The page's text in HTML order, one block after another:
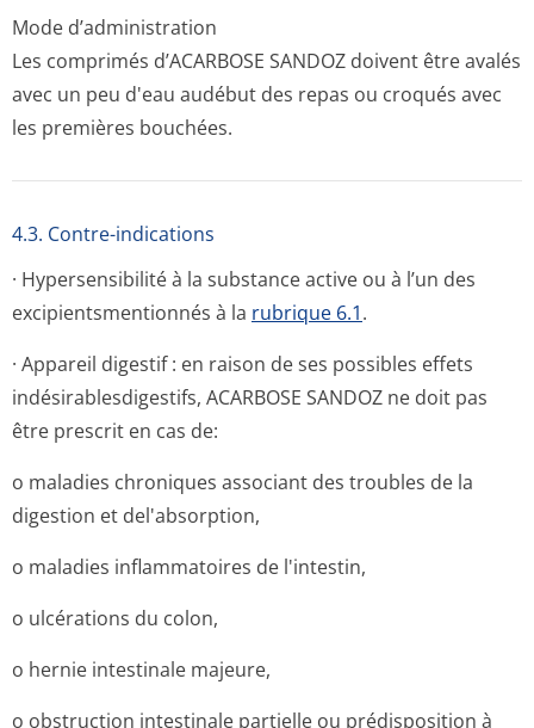
Mode d’administration
Les comprimés d’ACARBOSE SANDOZ doivent être avalés
avec un peu d'eau audébut des repas ou croqués avec
les premières bouchées.
4.3. Contre-indications
· Hypersensibilité à la substance active ou à l’un des
excipientsmen­tionnés à la rubrique 6.1.
· Appareil digestif : en raison de ses possibles effets
indésirablesdi­gestifs, ACARBOSE SANDOZ ne doit pas
être prescrit en cas de:
o maladies chroniques associant des troubles de la
digestion et del'absorption,
o maladies inflammatoires de l'intestin,
o ulcérations du colon,
o hernie intestinale majeure,
o obstruction intestinale partielle ou prédisposition à